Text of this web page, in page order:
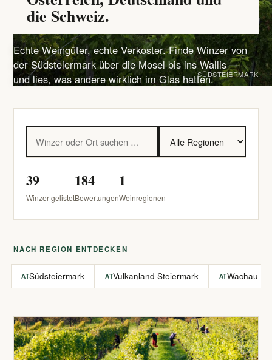
die Schweiz.
Echte Weingüter, echte Verkoster. Finde Winzer von
der Südsteiermark über die Mosel bis ins Wallis —
und lies, was andere wirklich im Glas hatten.SÜDSTEIERMARK
39
Winzer gelistet
184
Bewertungen
1
Weinregionen
NACH REGION ENTDECKEN
ATSüdsteiermark ATVulkanland Steiermark ATWachau